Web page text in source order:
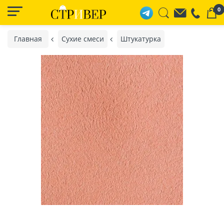
0
Главная Сухие смеси Штукатурка